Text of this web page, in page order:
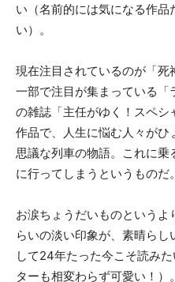
い（名前的には気になる作
い）。
現在注目されているのが「死
一部で注目が集まっている
の雑誌「主任がゆく！スペシ
作品で、人生に悩む人々が
思議な列車の物語。これに
に行ってしまうというものだ。
お涙ちょうだいものという
らいの淡い印象が、素晴ら
して24年たった今こそ読み
ターも相変わらず可愛い！